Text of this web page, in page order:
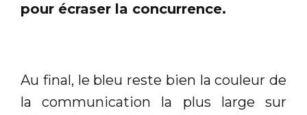
pour écraser la concurrence.
Au final, le bleu reste bien la couleur de
la communication la plus large sur